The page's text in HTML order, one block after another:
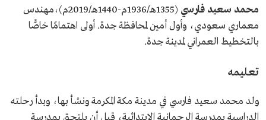
محمد فارسي
الاسم
محمد سعيد فارسي.
التصنيف
مُهندس معماري.
مكان الميلاد
تاريخ الوفاة
2019م.
محمد سعيد فارسي
(1355هـ/1936م-1440هـ/2019م)،مهندس
معماري سعودي، وأول أمين لمحافظة جدة. أولى اهتمامًا خاصًّا
بالتخطيط العمراني لمدينة جدة.
تعليمه
ولد محمد سعيد فارسي في مدينة مكة المكرمة ونشأ بها، وبدأ رحلته
الدراسية بمدرسة الرحمانية الابتدائية، قبل أن يلتحق بمدرسة